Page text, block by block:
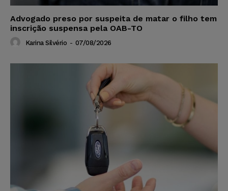
Advogado preso por suspeita de matar o filho tem
inscrição suspensa pela OAB-TO
Karina Silvério - 07/08/2026